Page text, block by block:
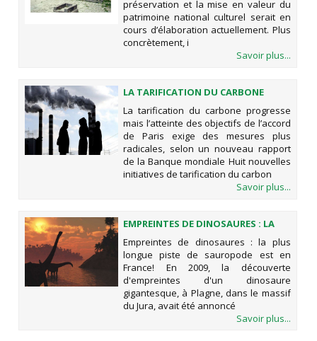
préservation et la mise en valeur du
patrimoine national culturel serait en
cours d’élaboration actuellement. Plus
concrètement, i
Savoir plus...
LA TARIFICATION DU CARBONE
PROGRESSE MAIS L’ATTEINTE DES
OBJECTIFS DE L’ACCORD DE PARIS
EXIGE DES MESURES PLUS
RADICALES, SELON UN NOUVEAU
RAPPORT DE LA BANQUE MONDIALE
La tarification du carbone progresse
mais l’atteinte des objectifs de l’accord
de Paris exige des mesures plus
radicales, selon un nouveau rapport
de la Banque mondiale Huit nouvelles
initiatives de tarification du carbon
Savoir plus...
EMPREINTES DE DINOSAURES : LA
PLUS LONGUE PISTE DE SAUROPODE
EST EN FRANCE!
Empreintes de dinosaures : la plus
longue piste de sauropode est en
France! En 2009, la découverte
d'empreintes d'un dinosaure
gigantesque, à Plagne, dans le massif
du Jura, avait été annoncé
Savoir plus...